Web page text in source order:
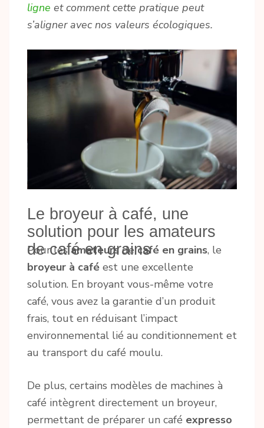
ligne et comment cette pratique peut
s’aligner avec nos valeurs écologiques.
Le broyeur à café, une
solution pour les amateurs
de café en grains
Pour lesamateursdecafé en grains, le
broyeur à café est une excellente
solution. En broyant vous-même votre
café, vous avez la garantie d’un produit
frais, tout en réduisant l’impact
environnemental lié au conditionnement et
au transport du café moulu.
De plus, certains modèles de machines à
café intègrent directement un broyeur,
permettant de préparer un café expresso